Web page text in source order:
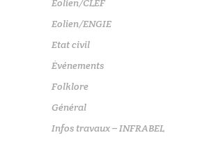
Eolien/CLEF
Eolien/ENGIE
Etat civil
Événements
Folklore
Général
Infos travaux – INFRABEL